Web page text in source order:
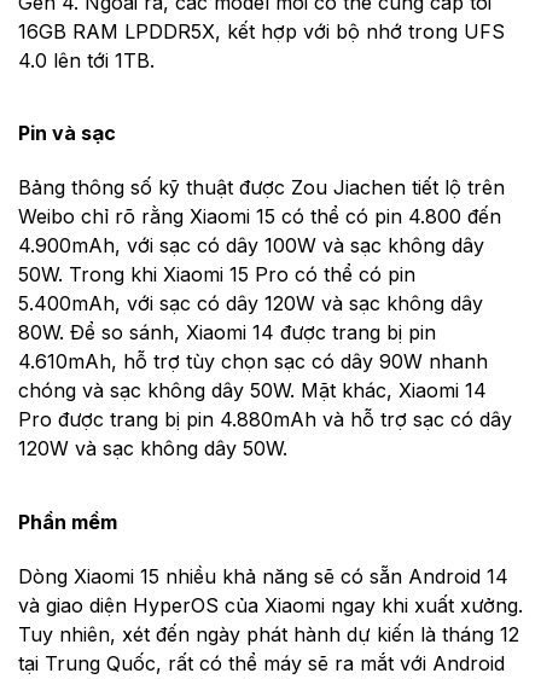
16GB RAM LPDDR5X, kết hợp với bộ nhớ trong UFS
4.0 lên tới 1TB.
Pin và sạc
Bảng thông số kỹ thuật được Zou Jiachen tiết lộ trên
Weibo chỉ rõ rằng Xiaomi 15 có thể có pin 4.800 đến
4.900mAh, với sạc có dây 100W và sạc không dây
50W. Trong khi Xiaomi 15 Pro có thể có pin
5.400mAh, với sạc có dây 120W và sạc không dây
80W. Để so sánh, Xiaomi 14 được trang bị pin
4.610mAh, hỗ trợ tùy chọn sạc có dây 90W nhanh
chóng và sạc không dây 50W. Mặt khác, Xiaomi 14
Pro được trang bị pin 4.880mAh và hỗ trợ sạc có dây
120W và sạc không dây 50W.
Phần mềm
Dòng Xiaomi 15 nhiều khả năng sẽ có sẵn Android 14
và giao diện HyperOS của Xiaomi ngay khi xuất xưởng.
Tuy nhiên, xét đến ngày phát hành dự kiến ​​là tháng 12
tại Trung Quốc, rất có thể máy sẽ ra mắt với Android